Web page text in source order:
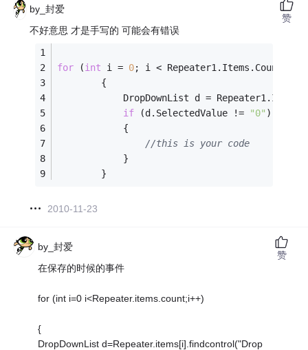
by_封爱
不好意思 才是手写的 可能会有错误
for (int i = 0; i < Repeater1.Items.Count;
        {
DropDownList d =
if (d.SelectedValue != "0" )
            {
//this is your code
            }
        }
2010-11-23
赞
by_封爱
在保存的时候的事件
for (int i=0 i<Repeater.items.count;i++)
{
DropDownList d=Repeater.items[i].findcontrol("Drop
赞